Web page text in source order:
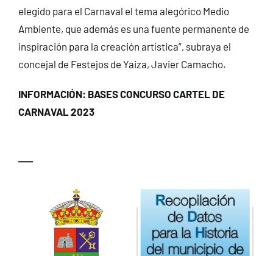
elegido para el Carnaval el tema alegórico Medio
Ambiente, que además es una fuente permanente de
inspiración para la creación artística”, subraya el
concejal de Festejos de Yaiza, Javier Camacho.
INFORMACIÓN: BASES CONCURSO CARTEL DE
CARNAVAL 2023
—